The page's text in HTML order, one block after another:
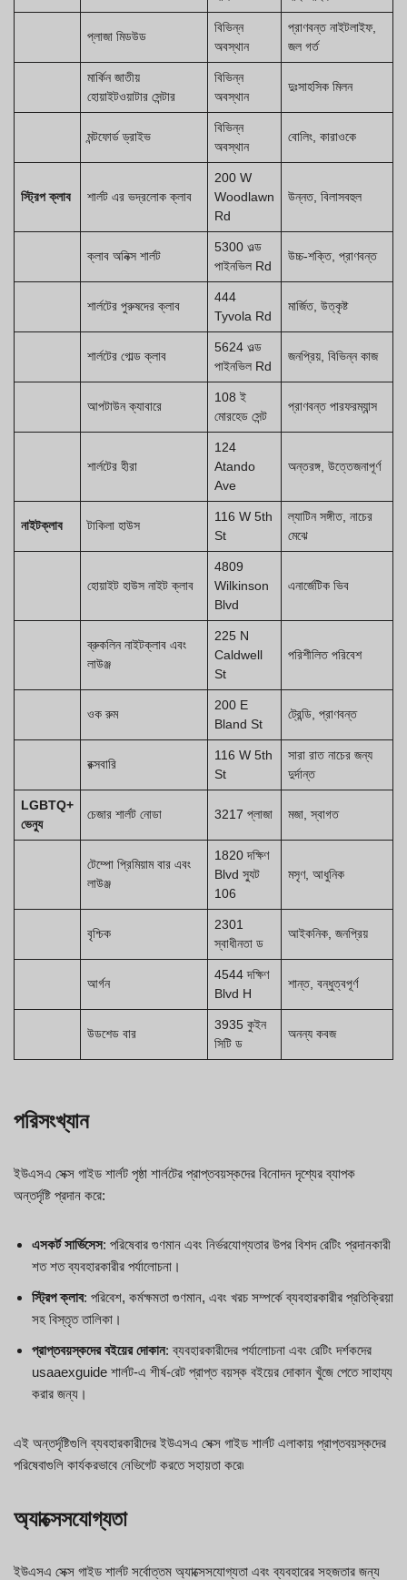
প্লাজা মিডউড
বিভিন্ন
অবস্থান
প্রাণবন্ত নাইটলাইফ,
জল গর্ত
মার্কিন জাতীয়
হোয়াইটওয়াটার সেন্টার
বিভিন্ন
অবস্থান
দুঃসাহসিক মিলন
মন্টফোর্ড ড্রাইভ
বিভিন্ন
অবস্থান
বোলিং, কারাওকে
স্ট্রিপ ক্লাব শার্লট এর ভদ্রলোক ক্লাব
200 W
Woodlawn
Rd
উন্নত, বিলাসবহুল
ক্লাব অনিক্স শার্লট
5300 ওল্ড
পাইনভিল Rd
উচ্চ-শক্তি, প্রাণবন্ত
শার্লটের পুরুষদের ক্লাব
444
Tyvola Rd
মার্জিত, উত্কৃষ্ট
শার্লটের গোল্ড ক্লাব
5624 ওল্ড
পাইনভিল Rd
জনপ্রিয়, বিভিন্ন কাজ
আপটাউন ক্যাবারে
108 ই
মোরহেড সেন্ট
প্রাণবন্ত পারফরম্যান্স
শার্লটের হীরা
124
Atando
Ave
অন্তরঙ্গ, উত্তেজনাপূর্ণ
নাইটক্লাব টাকিলা হাউস
116 W 5th
St
ল্যাটিন সঙ্গীত, নাচের
মেঝে
হোয়াইট হাউস নাইট ক্লাব
4809
Wilkinson
Blvd
এনার্জেটিক ভিব
ব্রুকলিন নাইটক্লাব এবং
লাউঞ্জ
225 N
Caldwell
St
পরিশীলিত পরিবেশ
ওক রুম
200 E
Bland St
ট্রেন্ডি, প্রাণবন্ত
রক্সবারি
116 W 5th
St
সারা রাত নাচের জন্য
দুর্দান্ত
LGBTQ+
ভেন্যু
চেজার শার্লট নোডা 3217 প্লাজা মজা, স্বাগত
টেম্পো প্রিমিয়াম বার এবং
লাউঞ্জ
1820 দক্ষিণ
Blvd স্যুট
106
মসৃণ, আধুনিক
বৃশ্চিক
2301
স্বাধীনতা ড
আইকনিক, জনপ্রিয়
আর্গন
4544 দক্ষিণ
Blvd H
শান্ত, বন্ধুত্বপূর্ণ
উডশেড বার
3935 কুইন
সিটি ড
অনন্য কবজ
পরিসংখ্যান
ইউএসএ সেক্স গাইড শার্লট পৃষ্ঠা শার্লটের প্রাপ্তবয়স্কদের বিনোদন দৃশ্যের ব্যাপক
অন্তর্দৃষ্টি প্রদান করে:
এসকর্ট সার্ভিসেস: পরিষেবার গুণমান এবং নির্ভরযোগ্যতার উপর বিশদ রেটিং প্রদানকারী
শত শত ব্যবহারকারীর পর্যালোচনা।
স্ট্রিপ ক্লাব: পরিবেশ, কর্মক্ষমতা গুণমান, এবং খরচ সম্পর্কে ব্যবহারকারীর প্রতিক্রিয়া
সহ বিস্তৃত তালিকা।
প্রাপ্তবয়স্কদের বইয়ের দোকান: ব্যবহারকারীদের পর্যালোচনা এবং রেটিং দর্শকদের
usaaexguide শার্লট-এ শীর্ষ-রেট প্রাপ্ত বয়স্ক বইয়ের দোকান খুঁজে পেতে সাহায্য
করার জন্য।
এই অন্তর্দৃষ্টিগুলি ব্যবহারকারীদের ইউএসএ সেক্স গাইড শার্লট এলাকায় প্রাপ্তবয়স্কদের
পরিষেবাগুলি কার্যকরভাবে নেভিগেট করতে সহায়তা করে৷
অ্যাক্সেসযোগ্যতা
ইউএসএ সেক্স গাইড শার্লট সর্বোত্তম অ্যাক্সেসযোগ্যতা এবং ব্যবহারের সহজতার জন্য